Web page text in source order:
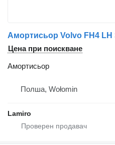
Цена при поискване
Амортисьор
Полша, Wołomin
Lamiro